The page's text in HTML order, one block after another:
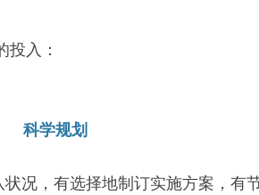
入：
科学规划
况，有选择地制订实施方案，有